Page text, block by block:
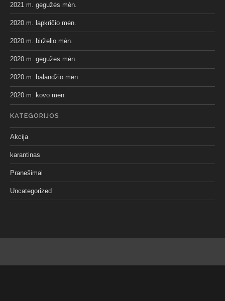
2021 m. gegužės mėn.
2020 m. lapkričio mėn.
2020 m. birželio mėn.
2020 m. gegužės mėn.
2020 m. balandžio mėn.
2020 m. kovo mėn.
KATEGORIJOS
Akcija
karantinas
Pranešimai
Uncategorized